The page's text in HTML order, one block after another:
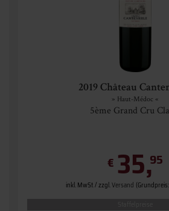
2019 Château
» Haut-Médoc «
5ème Grand Cru
€ 35,95
inkl. MwSt. / zzgl.Versand